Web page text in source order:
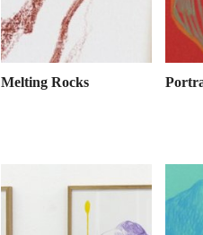
Melting Rocks